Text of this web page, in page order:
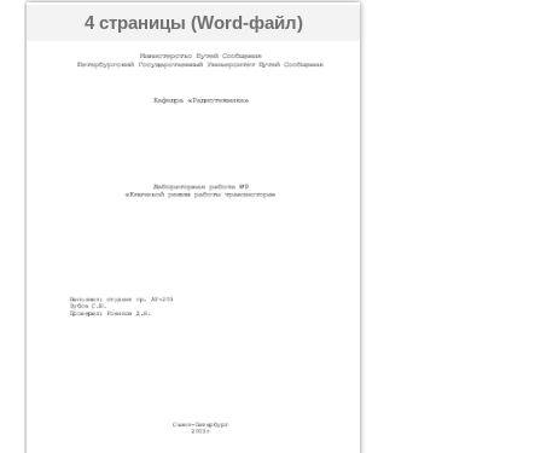
4 страницы (Word-файл)